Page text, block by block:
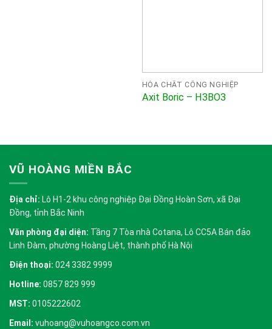
HÓA CHẤT CÔNG NGHIỆP
Axit Boric – H3BO3
VŨ HOÀNG MIỀN BẮC
Địa chỉ: Lô H1-2 khu công nghiệp Đại Đồng Hoàn Sơn, xã Đại
Đồng, tỉnh Bắc Ninh
Văn phòng đại diện: Tầng 7 Tòa nhà Cotana, Lô CC5A Bán đảo
Linh Đàm, phường Hoàng Liệt, thành phố Hà Nội
Điện thoại: 024 3382 9999
Hotline: 0857 829 999
MST: 0105222602
Email: vuhoang@vuhoangco.com.vn